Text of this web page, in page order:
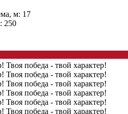
м: 17
250
Твоя победа - твой характер!
Твоя победа - твой характер!
Твоя победа - твой характер!
Твоя победа - твой характер!
Твоя победа - твой характер!
Твоя победа - твой характер!